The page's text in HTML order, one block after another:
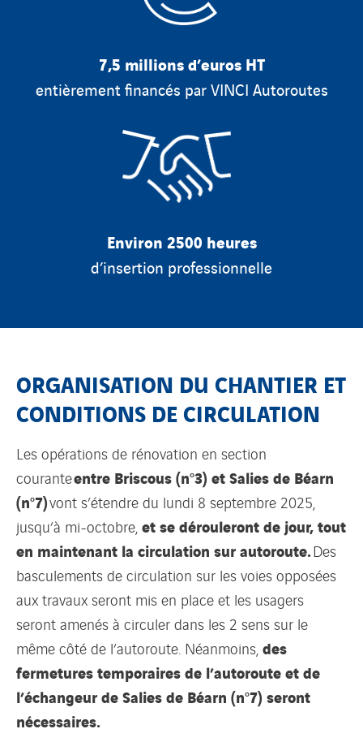
7,5 millions d’euros HT
entièrement financés par VINCI Autoroutes
Environ 2500 heures
d’insertion professionnelle
ORGANISATION DU CHANTIER ET
CONDITIONS DE CIRCULATION
Les opérations de rénovation en section
couranteentre Briscous (n°3) et Salies de Béarn
(n°7)vont s’étendre du lundi 8 septembre 2025,
jusqu’à mi-octobre, et se dérouleront de jour, tout
en maintenant la circulation sur autoroute.Des
basculements de circulation sur les voies opposées
aux travaux seront mis en place et les usagers
seront amenés à circuler dans les 2 sens sur le
même côté de l’autoroute. Néanmoins, des
fermetures temporaires de l’autoroute et de
l’échangeur de Salies de Béarn (n°7) seront
nécessaires.